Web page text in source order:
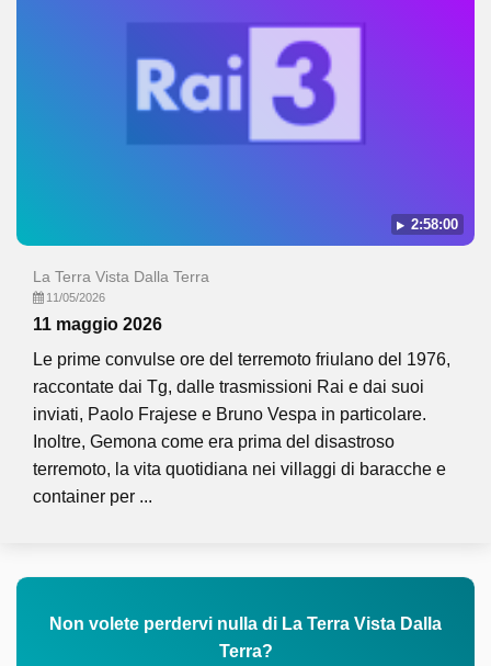
2:58:00
La Terra Vista Dalla Terra
11/05/2026
11 maggio 2026
Le prime convulse ore del terremoto friulano del 1976,
raccontate dai Tg, dalle trasmissioni Rai e dai suoi
inviati, Paolo Frajese e Bruno Vespa in particolare.
Inoltre, Gemona come era prima del disastroso
terremoto, la vita quotidiana nei villaggi di baracche e
container per ...
Non volete perdervi nulla di La Terra Vista Dalla
Terra?